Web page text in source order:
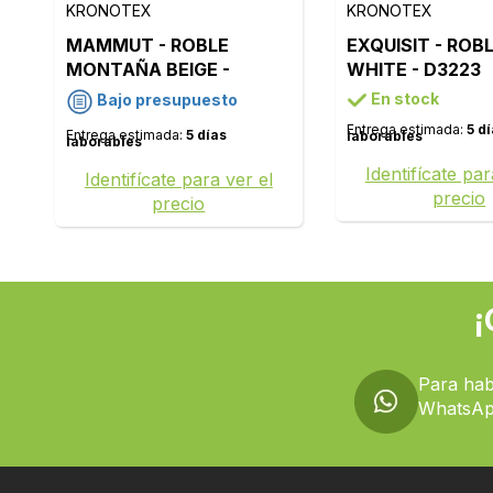
KRONOTEX
MAMMUT - ROBLE
MONTAÑA BEIGE -
D4728Bajo presupuesto
Entrega estimada: 5 días
laborables
Identifícate para ver el
precio
KRONOTEX
EXQUISIT -
WHITE - D3223
En stock
Entrega estimada: 5
laborables
Identifícate
precio
Para